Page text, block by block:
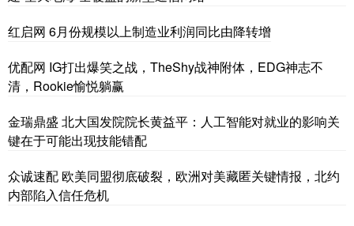
红启网 6月份规模以上制造业利润同比由降转增
优配网 IG打出爆笑之战，TheShy战神附体，EDG神志不
清，Rookie愉悦躺赢
金瑞鼎盛 北大国发院院长黄益平：人工智能对就业的影响关
键在于可能出现技能错配
众诚速配 欧美同盟彻底破裂，欧洲对美藏匿关键情报，北约
内部陷入信任危机